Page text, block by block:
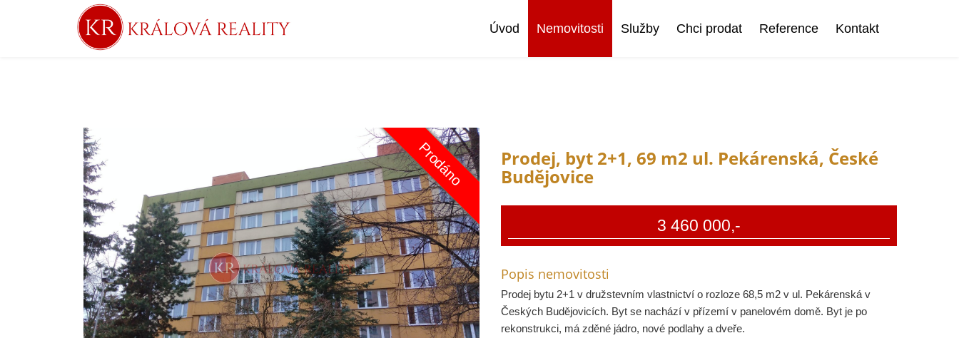
Úvod Nemovitosti Služby Chci prodat Reference Kontakt
Prodej
Prodáno Prodej, byt 2+1, 69 m2 ul. Pekárenská, České
Budějovice
3 460 000,-
Popis nemovitosti
Prodej bytu 2+1 v družstevním vlastnictví o rozloze 68,5 m2 v ul. Pekárenská v
Českých Budějovicích. Byt se nachází v přízemí v panelovém domě. Byt je po
rekonstrukci, má zděné jádro, nové podlahy a dveře.